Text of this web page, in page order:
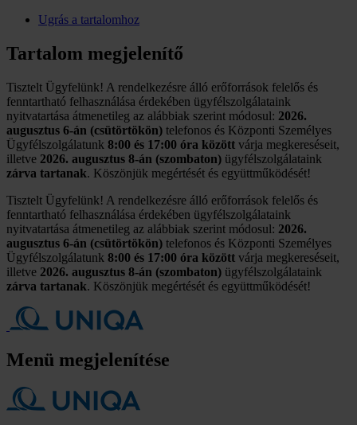
Ugrás a tartalomhoz
Tartalom megjelenítő
Tisztelt Ügyfelünk! A rendelkezésre álló erőforrások felelős és
fenntartható felhasználása érdekében ügyfélszolgálataink
nyitvatartása átmenetileg az alábbiak szerint módosul: 2026.
augusztus 6-án (csütörtökön) telefonos és Központi Személyes
Ügyfélszolgálatunk 8:00 és 17:00 óra között várja megkereséseit,
illetve 2026. augusztus 8-án (szombaton) ügyfélszolgálataink
zárva tartanak. Köszönjük megértését és együttműködését!
Tisztelt Ügyfelünk! A rendelkezésre álló erőforrások felelős és
fenntartható felhasználása érdekében ügyfélszolgálataink
nyitvatartása átmenetileg az alábbiak szerint módosul: 2026.
augusztus 6-án (csütörtökön) telefonos és Központi Személyes
Ügyfélszolgálatunk 8:00 és 17:00 óra között várja megkereséseit,
illetve 2026. augusztus 8-án (szombaton) ügyfélszolgálataink
zárva tartanak. Köszönjük megértését és együttműködését!
Menü megjelenítése